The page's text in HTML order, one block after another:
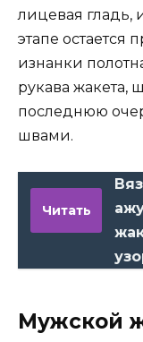
лицевая гладь,
этапе остается
изнанки
рукава жакета,
последнюю
швами.
Читать
Мужской